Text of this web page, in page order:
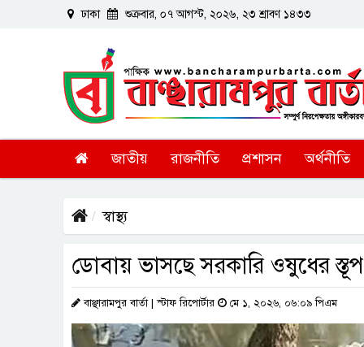
ঢাকা শুক্রবার, ০৭ আগস্ট, ২০২৬, ২৩ শ্রাবণ ১৪৩৩
জাতীয় রাজনীতি প্রশাসন অর্থনীতি
স্বাস্থ্য
ডোবায় ভাসছে সরকারি ওষুধের স্তূপ
বাঞ্ছারামপুর বার্তা | স্টাফ রিপোর্টার মে ১, ২০২৬, ০৬:০৯ পিএম